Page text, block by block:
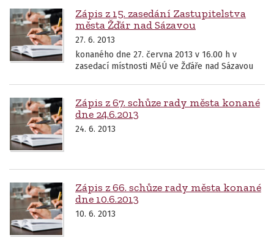
Zápis z 15. zasedání Zastupitelstva
města Žďár nad Sázavou
27. 6. 2013
konaného dne 27. června 2013 v 16.00 h v
zasedací místnosti MěÚ ve Žďáře nad Sázavou
Zápis z 67. schůze rady města konané
dne 24.6.2013
24. 6. 2013
Zápis z 66. schůze rady města konané
dne 10.6.2013
10. 6. 2013